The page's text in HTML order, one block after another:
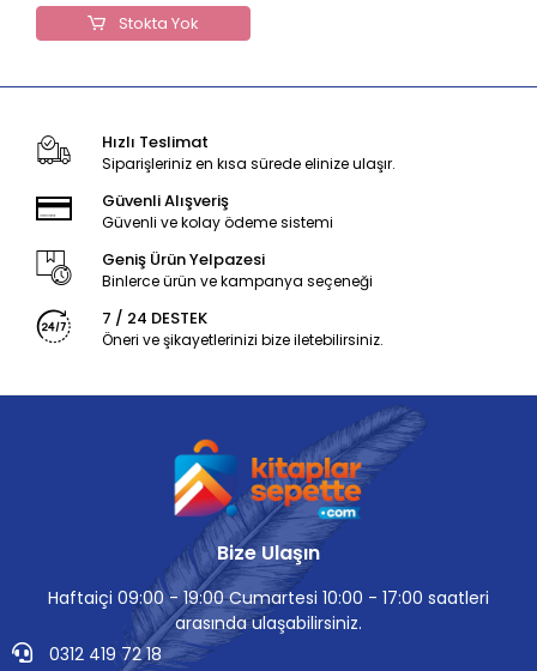
Stokta Yok
Hızlı Teslimat
Siparişleriniz en kısa sürede elinize ulaşır.
Güvenli Alışveriş
Güvenli ve kolay ödeme sistemi
Geniş Ürün Yelpazesi
Binlerce ürün ve kampanya seçeneği
7 / 24 DESTEK
Öneri ve şikayetlerinizi bize iletebilirsiniz.
Bize Ulaşın
Haftaiçi 09:00 - 19:00 Cumartesi 10:00 - 17:00 saatleri
arasında ulaşabilirsiniz.
0312 419 72 18